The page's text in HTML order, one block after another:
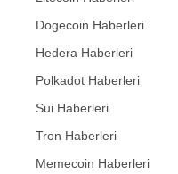
Dogecoin Haberleri
Hedera Haberleri
Polkadot Haberleri
Sui Haberleri
Tron Haberleri
Memecoin Haberleri